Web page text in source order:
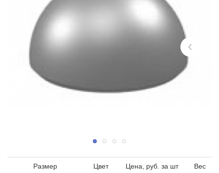
Размер Цвет Цена, руб. за шт Вес